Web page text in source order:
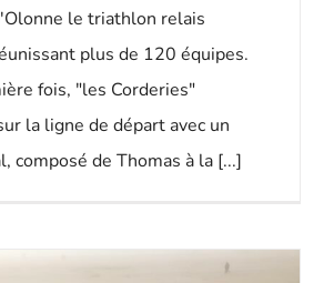
le triathlon relais
plus de 120 équipes.
fois, "les Corderies"
la ligne de départ avec un
composé de Thomas à la [...]